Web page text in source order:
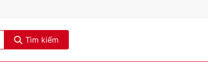
Tìm kiếm